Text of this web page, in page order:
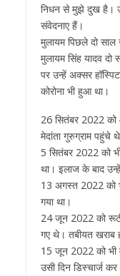
निधन से मुझे दुख है।
संवेदनाए हैं।
मुलायम पिछले दो
मुलायम सिंह यादव
पर उन्हें अक्सर
कोरोना भी हुआ था।
26 सितंबर 2022 को
मेदांता गुरुग्राम पहुंचे
5 सितंबर 2022 को भी
था। इलाज के बाद
13 अगस्त 2022 को
गया था।
24 जून 2022 को
गए थे। तबीयत खराब
15 जून 2022 को भी
उसी दिन डिस्चार्ज कर